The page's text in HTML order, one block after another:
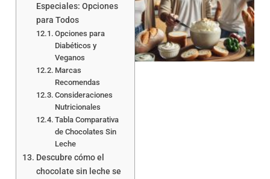
Especiales: Opciones
para Todos
Opciones para
Diabéticos y
Veganos
Marcas
Recomendas
Consideraciones
Nutricionales
Tabla Comparativa
de Chocolates Sin
Leche
Descubre cómo el
chocolate sin leche se